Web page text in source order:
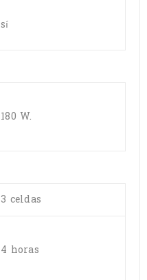
sí
180 W.
3 celdas
4 horas